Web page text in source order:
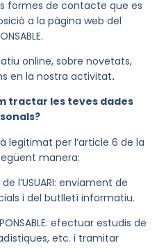
formes de contacte que es
a la pàgina web del
online, sobre novetats,
en la nostra activitat.
tractar les teves dades
legitimat per l’article 6 de la
manera:
l’USUARI: enviament de
i del butlletí informatiu.
efectuar estudis de
etc. i tramitar